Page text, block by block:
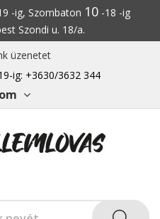
-ig, Szombaton 10 -18 -ig
Szondi u. 18/a.
üzenetet
ig: +3630/3632 344